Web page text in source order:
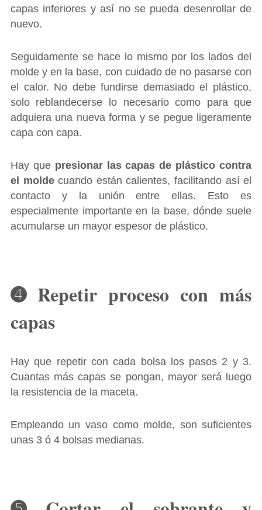
capas inferiores y así no se pueda desenrollar de
nuevo.
Seguidamente se hace lo mismo por los lados del
molde y en la base, con cuidado de no pasarse con
el calor. No debe fundirse demasiado el plástico,
solo reblandecerse lo necesario como para que
adquiera una nueva forma y se pegue ligeramente
capa con capa.
Hay que presionar las capas de plástico contra
el moldecuando están calientes, facilitando así el
contacto y la unión entre ellas. Esto es
especialmente importante en la base, dónde suele
acumularse un mayor espesor de plástico.
➍ Repetir proceso con más
capas
Hay que repetir con cada bolsa los pasos 2 y 3.
Cuantas más capas se pongan, mayor será luego
la resistencia de la maceta.
Empleando un vaso como molde, son suficientes
unas 3 ó 4 bolsas medianas.